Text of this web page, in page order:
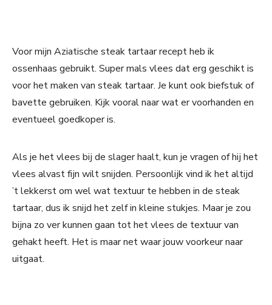
Voor mijn Aziatische steak tartaar recept heb ik
ossenhaas gebruikt. Super mals vlees dat erg geschikt is
voor het maken van steak tartaar. Je kunt ook biefstuk of
bavette gebruiken. Kijk vooral naar wat er voorhanden en
eventueel goedkoper is.
Als je het vlees bij de slager haalt, kun je vragen of hij het
vlees alvast fijn wilt snijden. Persoonlijk vind ik het altijd
’t lekkerst om wel wat textuur te hebben in de steak
tartaar, dus ik snijd het zelf in kleine stukjes. Maar je zou
bijna zo ver kunnen gaan tot het vlees de textuur van
gehakt heeft. Het is maar net waar jouw voorkeur naar
uitgaat.